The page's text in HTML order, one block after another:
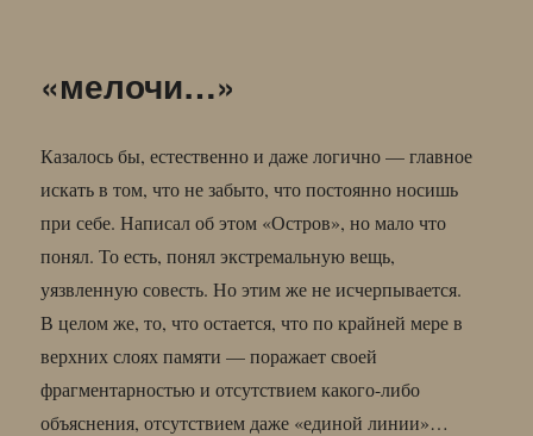
«мелочи…»
Казалось бы, естественно и даже логично — главное
искать в том, что не забыто, что постоянно носишь
при себе. Написал об этом «Остров», но мало что
понял. То есть, понял экстремальную вещь,
уязвленную совесть. Но этим же не исчерпывается.
В целом же, то, что остается, что по крайней мере в
верхних слоях памяти — поражает своей
фрагментарностью и отсутствием какого-либо
объяснения, отсутствием даже «единой линии»…